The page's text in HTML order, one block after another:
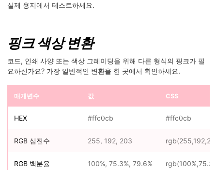
실제 용지에서 테스트하세요.
핑크 색상 변환
코드, 인쇄 사양 또는 색상 그레이딩을 위해 다른 형식의 핑크가 필
요하신가요? 가장 일반적인 변환을 한 곳에서 확인하세요.
매개변수 값 CSS
HEX #ffc0cb #ffc0cb
RGB 십진수 255, 192, 203
RGB 백분율 100%, 75.3%, 79.6%